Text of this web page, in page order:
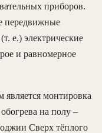
приборов.
передвижные
е.) электрические
и равномерное
монтировка
на полу –
Сверх тёплого